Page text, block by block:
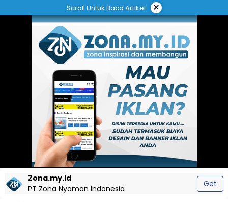
ke
Scroll Untuk Baca Artikel ×
Zona.my.id
PT Zona Nyaman Indonesia
Get